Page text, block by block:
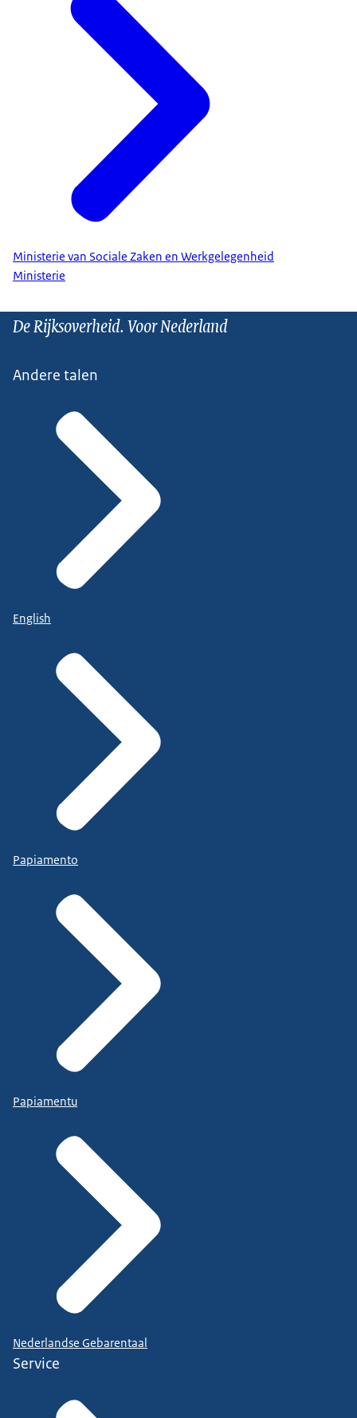
Ministerie van Sociale Zaken en Werkgelegenheid
Ministerie
De Rijksoverheid. Voor Nederland
Andere talen
English
Papiamento
Papiamentu
Nederlandse Gebarentaal
Service